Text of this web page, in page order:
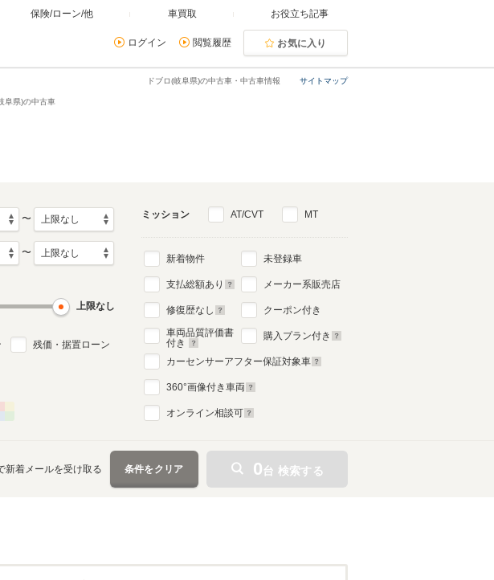
保険/ローン/他 車買取 お役立ち記事
ログイン 閲覧履歴 お気に入り
サイトマップ
ドブロ(岐阜県)の中古車・中古車情報
阜県)の中古車
〜
〜
上限なし
残価・据置ローン
ミッション AT/CVT MT
新着物件
支払総額あり
修復歴なし
車両品質評価書
付き
未登録車
メーカー系販売店
クーポン付き
購入プラン付き
カーセンサーアフター保証対象車
360°画像付き車両
オンライン相談可
新着メールを受け取る 条件をクリア 0台 検索する